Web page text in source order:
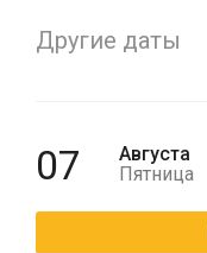
Другие даты
07
Августа
Пятница